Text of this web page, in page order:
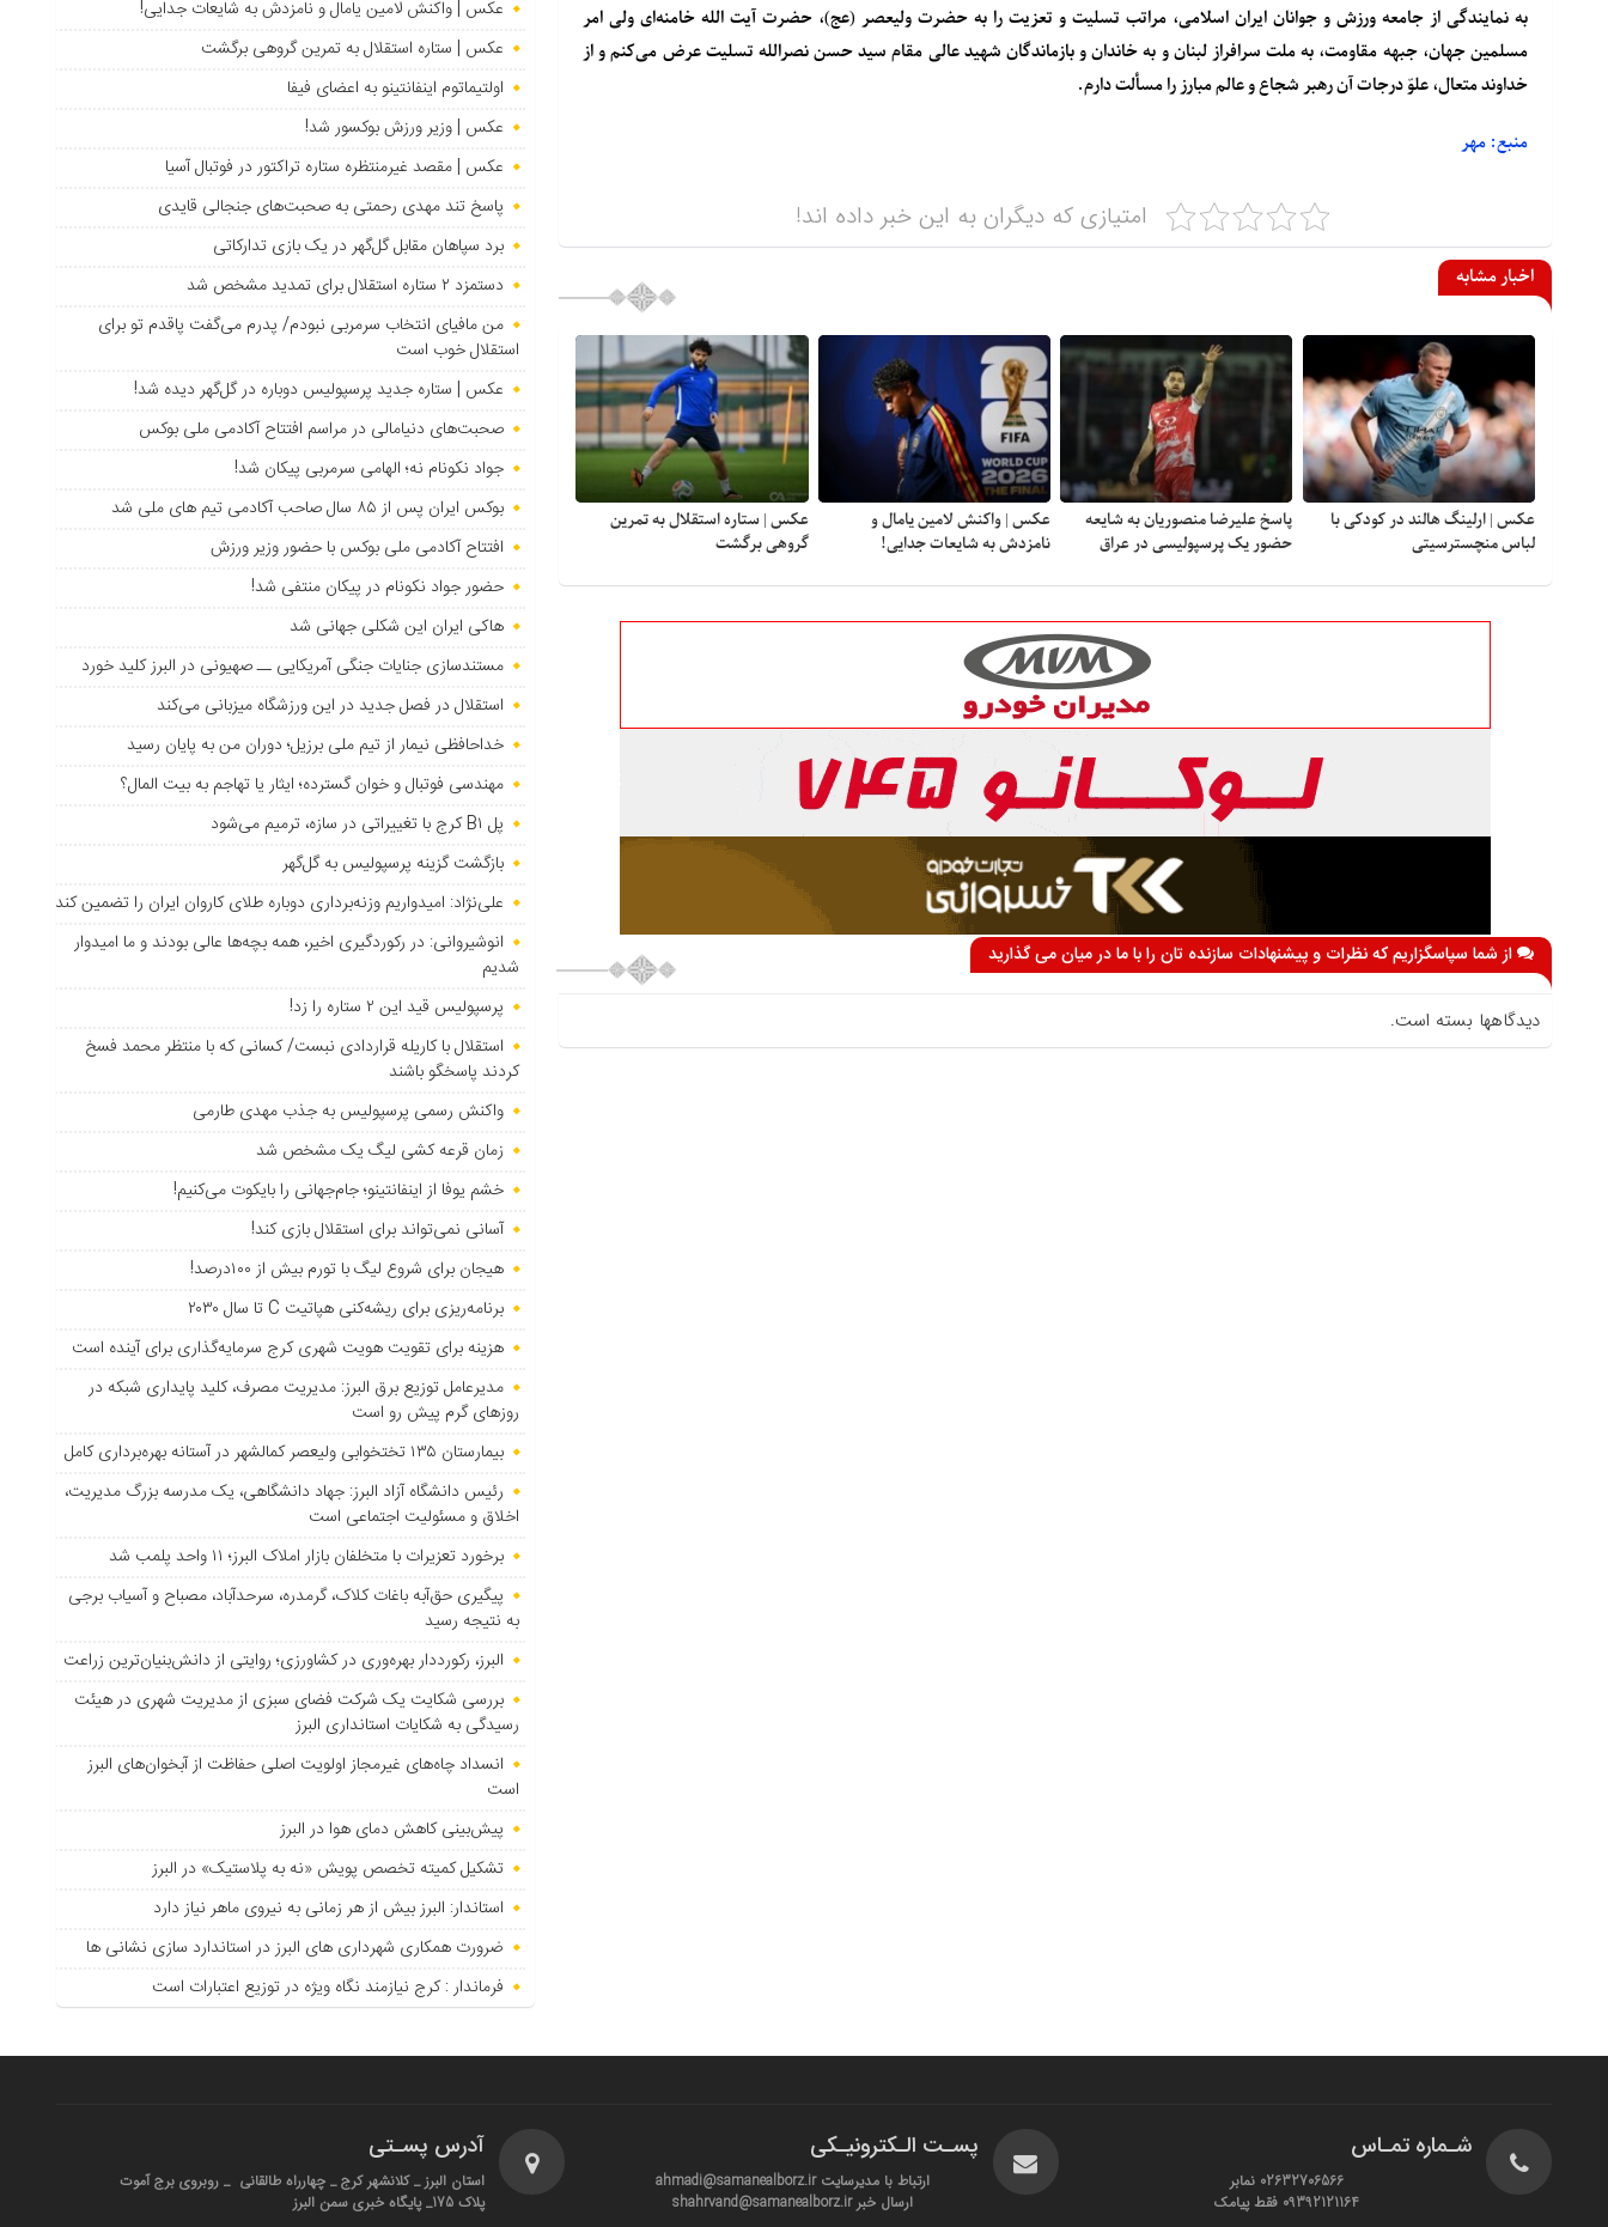
به نمایندگی از جامعه‌ ورزش و جوانان ایران اسلامی، مراتب تسلیت و تعزیت را به حضرت ولیعصر (عج)، حضرت آیت الله خامنه‌ای ولی امر
مسلمین جهان، جبهه مقاومت، به ملت سرافراز لبنان و به خاندان و بازماندگان شهید عالی مقام سید حسن نصرالله تسلیت عرض می‌کنم و از
خداوند متعال، علوّ درجات آن رهبر شجاع و عالم مبارز را مسألت دارم.
منبع: مهر
امتیازی که دیگران به این خبر داده اند!
اخبار مشابه
عکس | ارلینگ هالند در کودکی با
لباس منچسترسیتی
پاسخ علیرضا منصوریان به شایعه
حضور یک پرسپولیسی در عراق
عکس | واکنش لامین یامال و
نامزدش به شایعات جدایی!
عکس | ستاره استقلال به تمرین
گروهی برگشت
از شما سپاسگزاریم که نظرات و پیشنهادات سازنده تان را با ما در میان می گذارید
دیدگاهها بسته است.
عکس | واکنش لامین یامال و نامزدش به شایعات جدایی!
عکس | ستاره استقلال به تمرین گروهی برگشت
اولتیماتوم اینفانتینو به اعضای فیفا
عکس | وزیر ورزش بوکسور شد!
عکس | مقصد غیرمنتظره ستاره تراکتور در فوتبال آسیا
پاسخ تند مهدی رحمتی به صحبت‌های جنجالی قایدی
برد سپاهان مقابل گل‌گهر در یک بازی تدارکاتی
دستمزد ۲ ستاره استقلال برای تمدید مشخص شد
من مافیای انتخاب سرمربی نبودم/ پدرم می‌گفت پاقدم تو برای
استقلال خوب است
عکس | ستاره جدید پرسپولیس دوباره در گل‌گهر دیده شد!
صحبت‌های دنیامالی در مراسم افتتاح آکادمی ملی بوکس
جواد نکونام نه؛ الهامی سرمربی پیکان شد!
بوکس ایران پس از ۸۵ سال صاحب آکادمی تیم های ملی شد
افتتاح آکادمی ملی بوکس با حضور وزیر ورزش
حضور جواد نکونام در پیکان منتفی شد!
هاکی ایران این شکلی جهانی شد
مستندسازی جنایات جنگی آمریکایی ــ صهیونی در البرز کلید خورد
استقلال در فصل جدید در این ورزشگاه میزبانی می‌کند
خداحافظی نیمار از تیم ملی برزیل؛ دوران من به پایان رسید
مهندسی فوتبال و خوان گسترده؛ ایثار یا تهاجم به بیت المال؟
پل B۱ کرج با تغییراتی در سازه، ترمیم می‌شود
بازگشت گزینه پرسپولیس به ‌گل‌گهر
علی‌نژاد: امیدواریم وزنه‌برداری دوباره طلای کاروان ایران را تضمین کند
انوشیروانی: در رکوردگیری اخیر، همه بچه‌ها عالی بودند و ما امیدوار
شدیم
پرسپولیس قید این ۲ ستاره را زد!
استقلال با کاریله قراردادی نبست/ کسانی که با منتظر محمد فسخ
کردند پاسخگو باشند
واکنش رسمی پرسپولیس به جذب مهدی طارمی
زمان قرعه کشی لیگ یک مشخص شد
خشم یوفا از اینفانتینو؛ جام‌جهانی را بایکوت می‌کنیم!
آسانی نمی‌تواند برای استقلال بازی کند!
هیجان برای شروع لیگ با تورم بیش از ۱۰۰درصد!
برنامه‌ریزی برای ریشه‌کنی هپاتیت C تا سال ۲۰۳۰
هزینه برای تقویت هویت شهری کرج سرمایه‌گذاری برای آینده است
مدیرعامل توزیع برق البرز: مدیریت مصرف، کلید پایداری شبکه در
روزهای گرم پیش رو است
بیمارستان ۱۳۵ تختخوابی ولیعصر کمالشهر در آستانه بهره‌برداری کامل
رئیس دانشگاه آزاد البرز: جهاد دانشگاهی، یک مدرسه بزرگ مدیریت،
اخلاق و مسئولیت اجتماعی است
برخورد تعزیرات با متخلفان بازار املاک البرز؛ ۱۱ واحد پلمب شد
پیگیری حق‌آبه باغات کلاک، گرمدره، سرحدآباد، مصباح و آسیاب برجی
به نتیجه رسید
البرز، رکورددار بهره‌وری در کشاورزی؛ روایتی از دانش‌بنیان‌ترین زراعت
بررسی شکایت یک شرکت فضای سبزی از مدیریت شهری در هیئت
رسیدگی به شکایات استانداری البرز
انسداد چاه‌های غیرمجاز اولویت اصلی حفاظت از آبخوان‌های البرز
است
پیش‌بینی کاهش دمای هوا در البرز
تشکیل کمیته تخصص پویش «نه به پلاستیک» در البرز
استاندار: البرز بیش از هر زمانی به نیروی ماهر نیاز دارد
ضرورت همکاری شهرداری های البرز در استاندارد سازی نشانی ها
فرماندار : کرج نیازمند نگاه ویژه در توزیع اعتبارات است
شـماره تمـاس
02632706566 نمابر
09392121164 فقط پیامک
پسـت الـکترونیـکی
ارتباط با مدیرسایت ahmadi@samanealborz.ir
ارسال خبر shahrvand@samanealborz.ir
آدرس پسـتی
استان البرز _ کلانشهر کرج _ چهارراه طالقانی _ روبروی برج آموت
پلاک 175_ پایگاه خبری سمن البرز